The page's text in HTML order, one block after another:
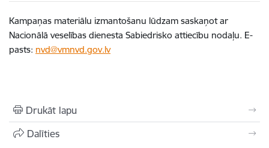
Kampaņas materiālu izmantošanu lūdzam saskaņot ar
Nacionālā veselības dienesta Sabiedrisko attiecību nodaļu. E-
pasts: nvd@vmnvd.gov.lv
Drukāt lapu
Dalīties